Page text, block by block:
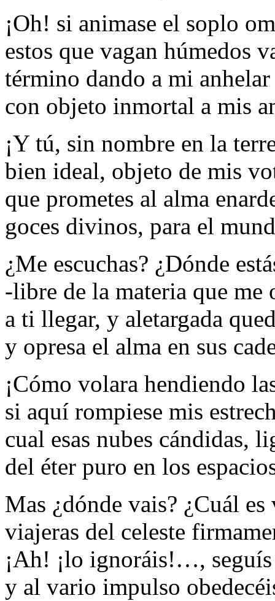
¡Oh! si animase el soplo
estos que vagan húmedos
término dando a mi
con objeto inmortal a mis
¡Y tú, sin nombre en la
bien ideal, objeto de mis
que prometes al alma
goces divinos, para el
¿Me escuchas? ¿Dónde
-libre de la materia que me
a ti llegar, y aletargada
y opresa el alma en sus
¡Cómo volara hendiendo
si aquí rompiese mis
cual esas nubes cándidas,
del éter puro en los
Mas ¿dónde vais? ¿Cuál
viajeras del celeste
¡Ah! ¡lo ignoráis!…,
y al vario impulso